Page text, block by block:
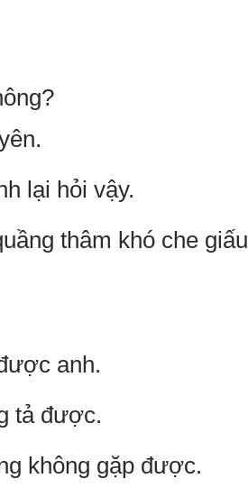
lại hỏi vậy.
thâm khó che giấu
anh.
tả được.
không gặp được.